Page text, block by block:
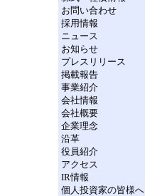
お問い合わせ
採用情報
ニュース
お知らせ
プレスリリース
掲載報告
事業紹介
会社情報
会社概要
企業理念
沿革
役員紹介
アクセス
IR情報
個人投資家の皆様へ